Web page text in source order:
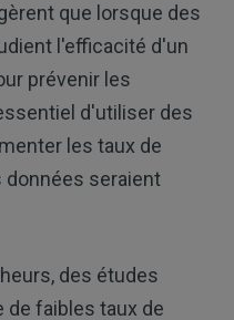
que lorsque des
l'efficacité d'un
prévenir les
d'utiliser des
les taux de
données seraient
des études
de faibles taux de